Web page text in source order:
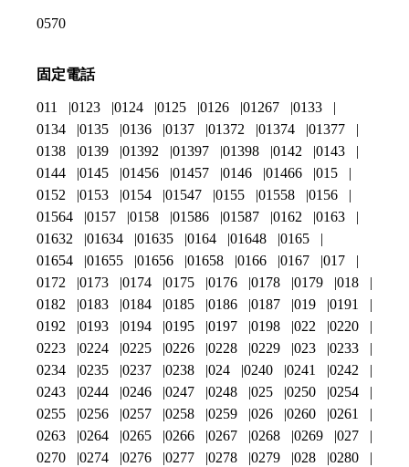
0570
固定電話
011 0123 0124 0125 0126 01267
0133
0134
0135 0136 0137 01372 01374
01377
0138
0139 01392 01397 01398 0142
0143
0144
0145 01456 01457 0146 01466
015
0152
0153 0154 01547 0155 01558
0156
01564
0157 0158 01586 01587 0162
0163
01632
01634 01635 0164 01648
0165
01654
01655 01656 01658 0166 0167
017
0172
0173 0174 0175 0176 0178 0179
018
0182
0183 0184 0185 0186 0187 019
0191
0192
0193 0194 0195 0197 0198 022
0220
0223
0224 0225 0226 0228 0229 023
0233
0234
0235 0237 0238 024 0240 0241
0242
0243
0244 0246 0247 0248 025 0250
0254
0255
0256 0257 0258 0259 026 0260
0261
0263
0264 0265 0266 0267 0268 0269
027
0270
0274 0276 0277 0278 0279 028 0280